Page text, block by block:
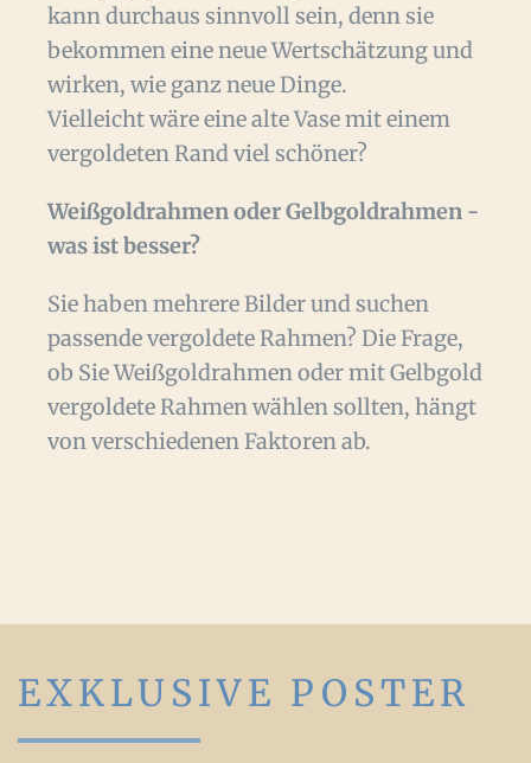
kann durchaus sinnvoll sein, denn sie
bekommen eine neue Wertschätzung und
wirken, wie ganz neue Dinge.
Vielleicht wäre eine alte Vase mit einem
vergoldeten Rand viel schöner?
Weißgoldrahmen oder Gelbgoldrahmen -
was ist besser?
Sie haben mehrere Bilder und suchen
passende vergoldete Rahmen? Die Frage,
ob Sie Weißgoldrahmen oder mit Gelbgold
vergoldete Rahmen wählen sollten, hängt
von verschiedenen Faktoren ab.
EXKLUSIVE POSTER